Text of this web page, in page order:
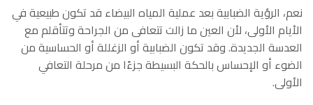
نعم، الرؤية الضبابية بعد عملية المياه البيضاء قد تكون طبيعية في
الأيام الأولى، لأن العين ما زالت تتعافى من الجراحة وتتأقلم مع
العدسة الجديدة. وقد تكون الضبابية أو الزغللة أو الحساسية من
الضوء أو الإحساس بالحكة البسيطة جزءًا من مرحلة التعافي
الأولى.